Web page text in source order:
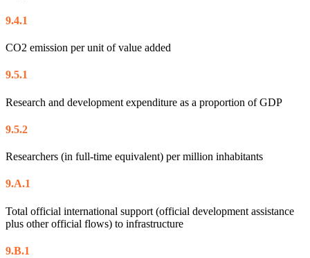
9.4.1
CO2 emission per unit of value added
9.5.1
Research and development expenditure as a proportion of GDP
9.5.2
Researchers (in full-time equivalent) per million inhabitants
9.A.1
Total official international support (official development assistance
plus other official flows) to infrastructure
9.B.1